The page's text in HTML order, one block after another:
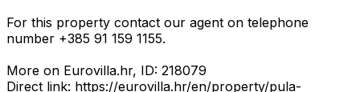
For this property contact our agent on telephone
number +385 91 159 1155.
More on Eurovilla.hr, ID: 218079
Direct link: https://eurovilla.hr/en/property/pula-